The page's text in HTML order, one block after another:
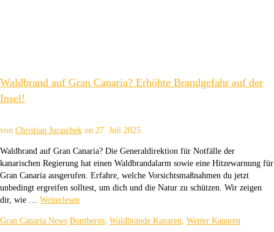
Waldbrand auf Gran Canaria? Erhöhte Brandgefahr auf der
Insel!
von Christian Juraschek on 27. Juli 2025
Waldbrand auf Gran Canaria? Die Generaldirektion für Notfälle der
kanarischen Regierung hat einen Waldbrandalarm sowie eine Hitzewarnung für
Gran Canaria ausgerufen. Erfahre, welche Vorsichtsmaßnahmen du jetzt
unbedingt ergreifen solltest, um dich und die Natur zu schützen. Wir zeigen
dir, wie … Weiterlesen
Gran Canaria News Bomberos, Waldbrände Kanaren, Wetter Kanaren